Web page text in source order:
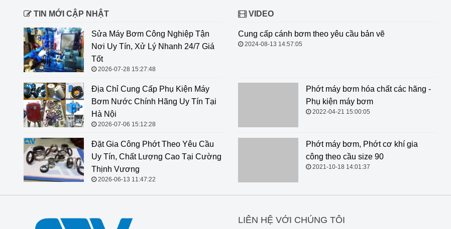
TIN MỚI CẬP NHẬT
Sửa Máy Bơm Công Nghiệp Tận
Nơi Uy Tín, Xử Lý Nhanh 24/7 Giá
Tốt
2026-07-28 15:27:48
Địa Chỉ Cung Cấp Phụ Kiện Máy
Bơm Nước Chính Hãng Uy Tín Tại
Hà Nội
2026-07-06 15:12:28
Đặt Gia Công Phớt Theo Yêu Cầu
Uy Tín, Chất Lượng Cao Tại Cường
Thịnh Vương
2026-06-13 11:47:22
VIDEO
Cung cấp cánh bơm theo yêu cầu
Phớt máy bơm hóa chất các hãng -
Phụ kiện máy bơm
2022-04-21 15:00:05
Phớt máy bơm, Phớt cơ khí gia
công theo cầu size 90
2021-10-18 14:01:37
LIÊN HỆ VỚI CHÚNG TÔI